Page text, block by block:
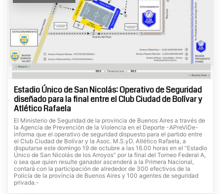
Estadio Único de San Nicolás: Operativo de Seguridad
diseñado para la final entre el Club Ciudad de Bolívar y
Atlético Rafaela
El Ministerio de Seguridad de la provincia de Buenos Aires a través de
la Agencia de Prevención de la Violencia en el Deporte -APreViDe-
informa que el operativo de seguridad dispuesto para el partido entre
el Club Ciudad de Bolívar y la Asoc. M.S.yD. Atlético Rafaela, a
disputarse este domingo 19 de octubre a las 16.00 horas en el “Estadio
Único de San Nicolás de los Arroyos” por la final del Torneo Federal A,
o sea que quien resulte ganador ascenderá a la Primera Nacional,
contará con la participación de alrededor de 300 efectivos de la
Policía de la provincia de Buenos Aires y 100 agentes de seguridad
privada.-